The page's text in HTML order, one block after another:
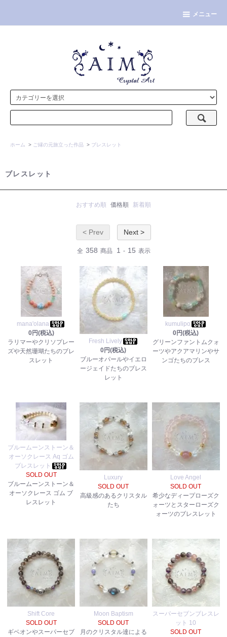
メニュー
ホーム > ご縁の元旅立った作品 > ブレスレット
ブレスレット
おすすめ順 価格順 新着順
< Prev Next >
全 358 商品 1 - 15 表示
mana'olana
0円(税込)
ラリマーやクリソプレー
ズや天然珊瑚たちのブレ
スレット
Fresh Lively
0円(税込)
ブルーオパールやイエロ
ージェイドたちのブレス
レット
kumulipo
0円(税込)
グリーンファントムクォ
ーツやアクアマリンやサ
ンゴたちのブレス
ブルームーンストーン＆
オーソクレース Aq ゴム
ブレスレット
SOLD OUT
ブルームーンストーン＆
オーソクレース ゴム ブ
レスレット
Luxury
SOLD OUT
高級感のあるクリスタル
たち
Love Angel
SOLD OUT
希少なディープローズク
ォーツとスターローズク
ォーツのブレスレット
Shift Core
SOLD OUT
ギベオンやスーパーセブ
Moon Baptism
SOLD OUT
月のクリスタル達による
スーパーセブンブレスレ
ット 10
SOLD OUT